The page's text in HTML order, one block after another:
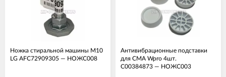
Ножка стиральной машины M10
LG AFC72909305 — НОЖС008
Антивибрационные подставки
для СМА Wpro 4шт.
C00384873 — НОЖС003